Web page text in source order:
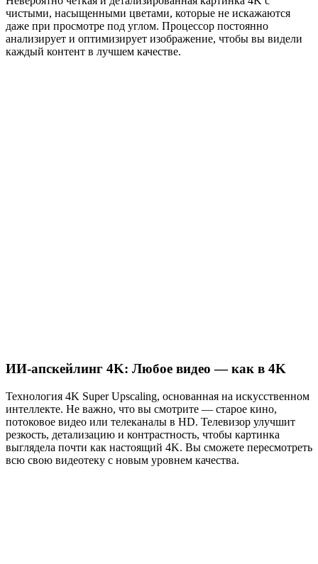
чистыми, насыщенными цветами, которые не искажаются
даже при просмотре под углом. Процессор постоянно
анализирует и оптимизирует изображение, чтобы вы видели
каждый контент в лучшем качестве.
ИИ-апскейлинг 4K: Любое видео — как в 4K
Технология 4K Super Upscaling, основанная на искусственном
интеллекте. Не важно, что вы смотрите — старое кино,
потоковое видео или телеканалы в HD. Телевизор улучшит
резкость, детализацию и контрастность, чтобы картинка
выглядела почти как настоящий 4K. Вы сможете пересмотреть
всю свою видеотеку с новым уровнем качества.